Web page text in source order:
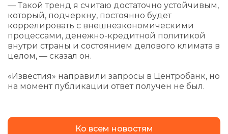
— Такой тренд я считаю достаточно устойчивым,
который, подчеркну, постоянно будет
коррелировать с внешнеэкономическими
процессами, денежно-кредитной политикой
внутри страны и состоянием делового климата в
целом, — сказал он.
«Известия» направили запросы в Центробанк, но
на момент публикации ответ получен не был.
Ко всем новостям